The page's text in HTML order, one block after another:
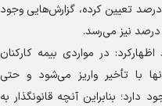
تعیین کرده، گزارش‌هایی وجود
در مواردی بیمه کارکنان
با تأخیر واریز می‌شود و حتی
دارد؛ بنابراین آنچه قانونگذار به